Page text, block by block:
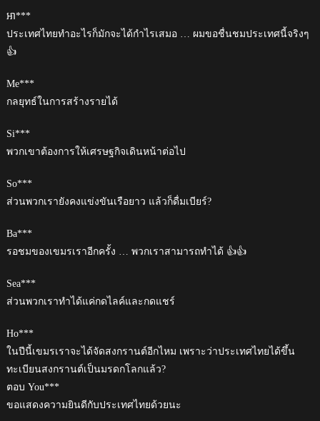
អា***
ประเทศไทยทำอะไรก็มักจะได้กำไรเสมอ … ผมขอชื่นชมประเทศนี้จริงๆ
👍
Me***
กลยุทธ์ในการสร้างรายได้
Si***
พวกเขาต้องการให้เศรษฐกิจเดินหน้าต่อไป
So***
ส่วนพวกเรายังคงแข่งขันเรือยาว แล้วก็ดื่มเบียร์?
Ba***
รอชมของเขมรเราอีกครั้ง … พวกเราสามารถทำได้ 👍👍
Sea***
ส่วนพวกเราทำได้แค่กดไลค์และกดแชร์
Ho***
ในปีนี้เขมรเราจะได้จัดสงกรานต์อีกไหม เพราะว่าประเทศไทยได้ขึ้น
ทะเบียนสงกรานต์เป็นมรดกโลกแล้ว?
ตอบ You***
ขอแสดงความยินดีกับประเทศไทยด้วยนะ